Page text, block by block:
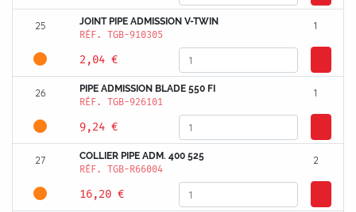
25
JOINT PIPE ADMISSION V-TWIN
RÉF.
TGB-910305
1
2,04 €
26
PIPE ADMISSION BLADE 550 FI
RÉF.
TGB-926101
1
9,24 €
27
COLLIER PIPE ADM. 400 525
RÉF.
TGB-R66004
2
16,20 €